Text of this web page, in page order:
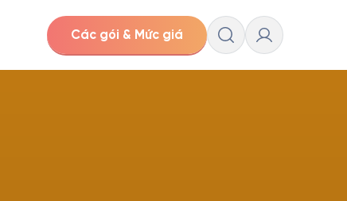
Các gói & Mức giá